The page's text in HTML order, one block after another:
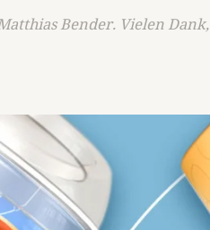
Bender. Vielen Dank,